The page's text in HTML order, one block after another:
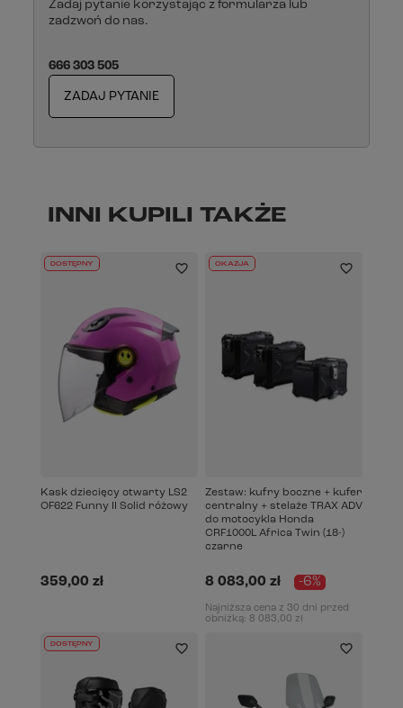
Zadaj pytanie korzystając z formularza lub
zadzwoń do nas.
666 303 505
ZADAJ PYTANIE
INNI KUPILI TAKŻE
DOSTĘPNY
Kask dziecięcy otwarty LS2
OF622 Funny II Solid różowy
359,00 zł
OKAZJA
Zestaw: kufry boczne + kufer
centralny + stelaże TRAX ADV
do motocykla Honda
CRF1000L Africa Twin (18-)
czarne
8 083,00 zł -6%
Najniższa cena z 30 dni przed
obniżką: 8 083,00 zł
DOSTĘPNY